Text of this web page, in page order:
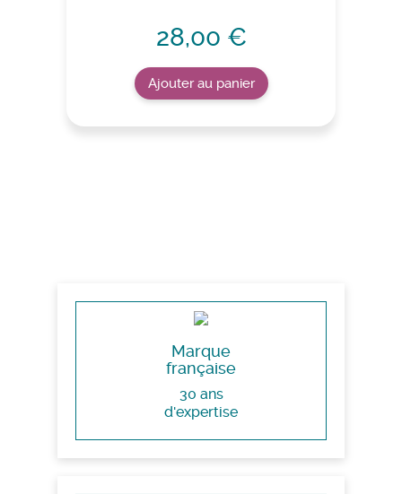
28,00 €
Ajouter au panier
Marque
française
30 ans
d'expertise